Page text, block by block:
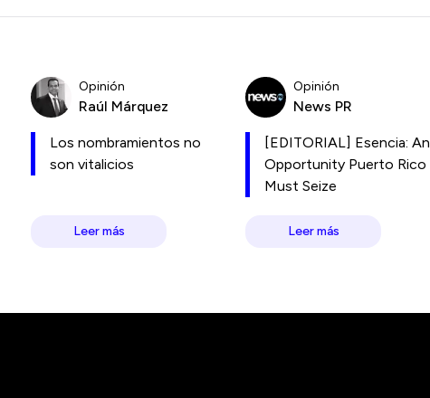
Opinión
Raúl Márquez
Los nombramientos no
son vitalicios
Leer más
Opinión
News PR
[EDITORIAL] Esencia: An
Opportunity Puerto Rico
Must Seize
Leer más